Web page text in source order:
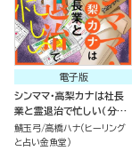
電子版
シンママ・高梨カナは社長
業と霊退治で忙しい（分冊
版）
鯖玉弓 高橋ハナ（ヒーリング
と占い金魚堂）